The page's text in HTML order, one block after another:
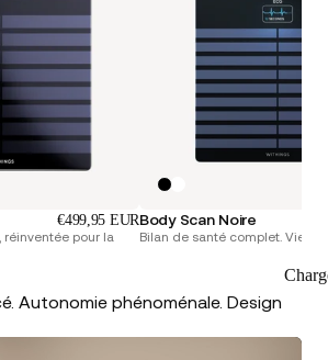
€499,95 EUR
réinventée pour la
Body Scan Noire
Bilan de santé complet. Vie
Autonomie phénoménale. Design